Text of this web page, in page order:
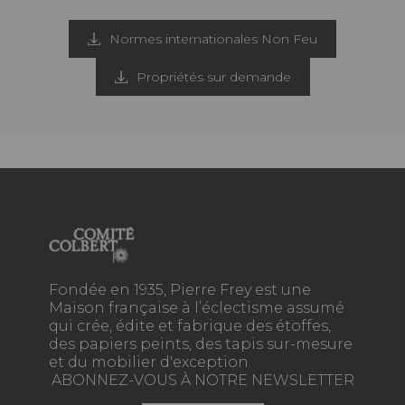
Normes internationales Non Feu
Propriétés sur demande
Fondée en 1935, Pierre Frey est une
Maison française à l’éclectisme assumé
qui crée, édite et fabrique des étoffes,
des papiers peints, des tapis sur-mesure
et du mobilier d'exception.
ABONNEZ-VOUS À NOTRE NEWSLETTER